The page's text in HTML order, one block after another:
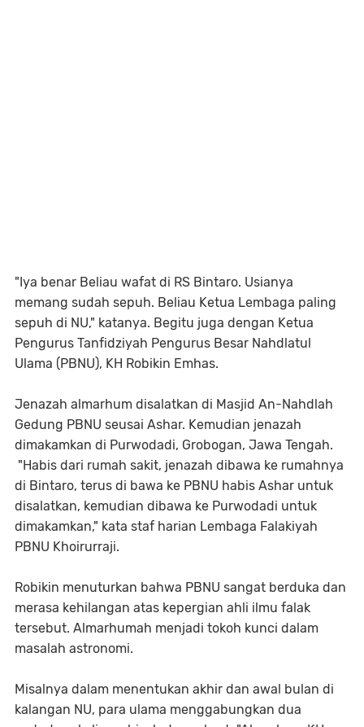
"Iya benar Beliau wafat di RS Bintaro. Usianya
memang sudah sepuh. Beliau Ketua Lembaga paling
sepuh di NU," katanya. Begitu juga dengan Ketua
Pengurus Tanfidziyah Pengurus Besar Nahdlatul
Ulama (PBNU), KH Robikin Emhas.
Jenazah almarhum disalatkan di Masjid An-Nahdlah
Gedung PBNU seusai Ashar. Kemudian jenazah
dimakamkan di Purwodadi, Grobogan, Jawa Tengah.
"Habis dari rumah sakit, jenazah dibawa ke rumahnya
di Bintaro, terus di bawa ke PBNU habis Ashar untuk
disalatkan, kemudian dibawa ke Purwodadi untuk
dimakamkan," kata staf harian Lembaga Falakiyah
PBNU Khoirurraji.
Robikin menuturkan bahwa PBNU sangat berduka dan
merasa kehilangan atas kepergian ahli ilmu falak
tersebut. Almarhumah menjadi tokoh kunci dalam
masalah astronomi.
Misalnya dalam menentukan akhir dan awal bulan di
kalangan NU, para ulama menggabungkan dua